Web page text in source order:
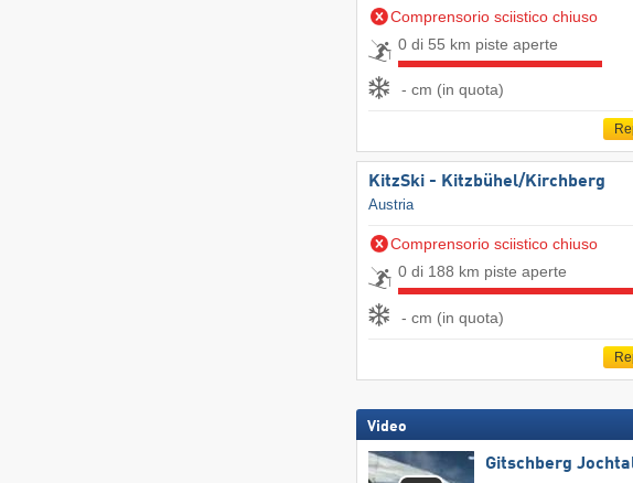
Comprensorio sciistico chiuso
0 di 55 km piste aperte
- cm (in quota)
KitzSki - Kitzbühel/​Kirchberg
Austria
Comprensorio sciistico chiuso
0 di 188 km piste aperte
- cm (in quota)
Video
Gitschberg